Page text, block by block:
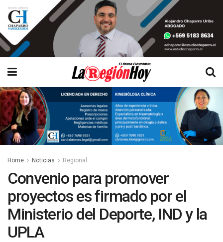
Home Noticias Regional
Convenio para promover
proyectos es firmado por el
Ministerio del Deporte, IND y la
UPLA